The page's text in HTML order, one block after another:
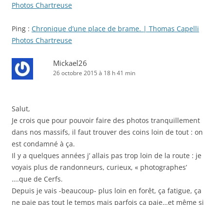
Photos Chartreuse
Ping : Chronique d’une place de brame. | Thomas Capelli
Photos Chartreuse
Mickael26
26 octobre 2015 à 18 h 41 min
Salut,
Je crois que pour pouvoir faire des photos tranquillement
dans nos massifs, il faut trouver des coins loin de tout : on
est condamné à ça.
Il y a quelques années j’ allais pas trop loin de la route : je
voyais plus de randonneurs, curieux, « photographes’
….que de Cerfs.
Depuis je vais -beaucoup- plus loin en forêt, ça fatigue, ça
ne paie pas tout le temps mais parfois ça paie…et même si